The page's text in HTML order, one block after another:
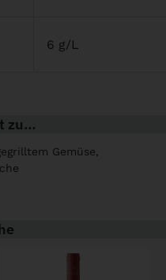
6 g/L
zu…
Gemüse,